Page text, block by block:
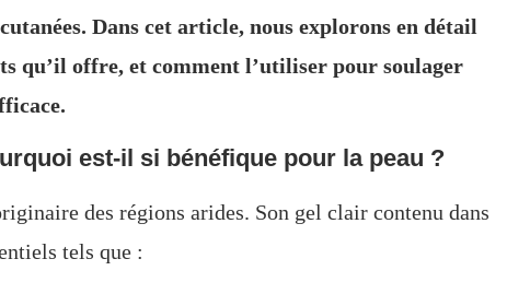
Dans cet article, nous explorons en détail
qu’il offre, et comment l’utiliser pour soulager
est-il si bénéfique pour la peau ?
des régions arides. Son gel clair contenu dans
tels que :